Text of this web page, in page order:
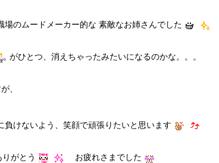
場のムードメーカー的な 素敵なお姉さんでした
がひとつ、消えちゃったみたいになるのかな。。。
、
負けないよう、笑顔で頑張りたいと思います
がとう お疲れさまでした